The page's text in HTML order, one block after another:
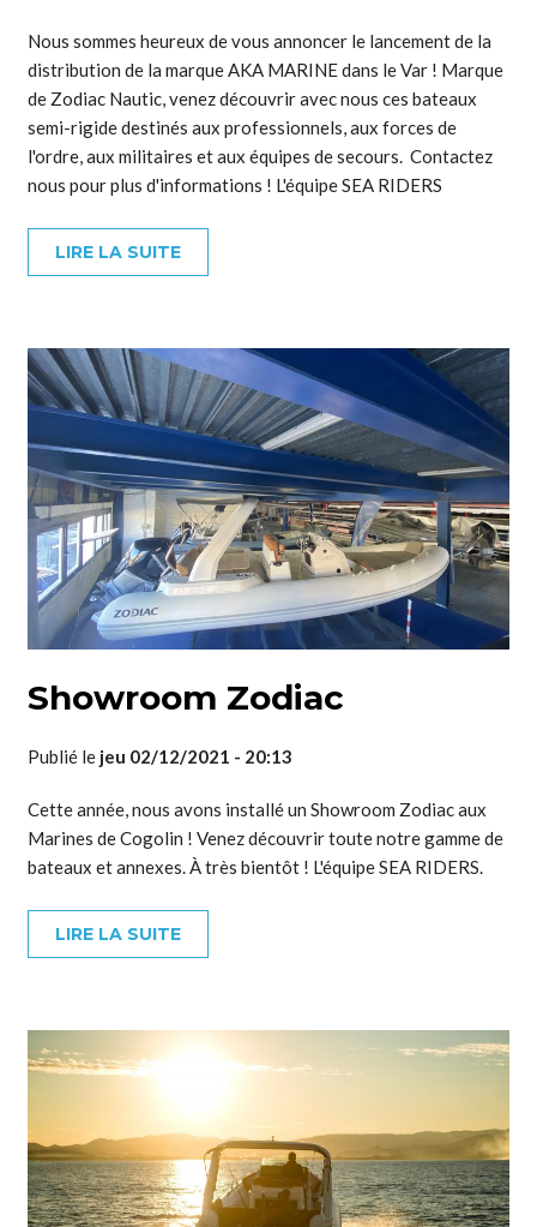
Nous sommes heureux de vous annoncer le lancement de la
distribution de la marque AKA MARINE dans le Var ! Marque
de Zodiac Nautic, venez découvrir avec nous ces bateaux
semi-rigide destinés aux professionnels, aux forces de
l'ordre, aux militaires et aux équipes de secours. Contactez
nous pour plus d'informations ! L'équipe SEA RIDERS
LIRE LA SUITE
Showroom Zodiac
Publié le jeu 02/12/2021 - 20:13
Cette année, nous avons installé un Showroom Zodiac aux
Marines de Cogolin ! Venez découvrir toute notre gamme de
bateaux et annexes. À très bientôt ! L'équipe SEA RIDERS.
LIRE LA SUITE